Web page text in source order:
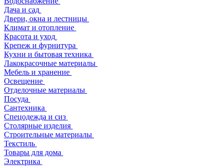
Дача и сад
Двери, окна и лестницы
Климат и отопление
Красота и уход
Крепеж и фурнитура
Кухни и бытовая техника
Лакокрасочные материалы
Мебель и хранение
Освещение
Отделочные материалы
Посуда
Сантехника
Спецодежда и сиз
Столярные изделия
Строительные материалы
Текстиль
Товары для дома
Электрика